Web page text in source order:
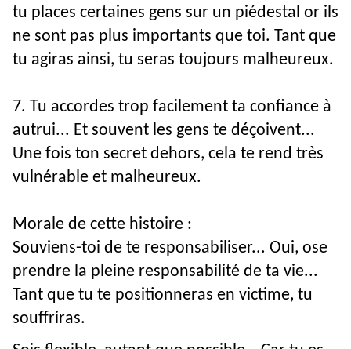
tu places certaines gens sur un piédestal or ils
ne sont pas plus importants que toi. Tant que
tu agiras ainsi, tu seras toujours malheureux.
7. Tu accordes trop facilement ta confiance à
autrui... Et souvent les gens te déçoivent...
Une fois ton secret dehors, cela te rend très
vulnérable et malheureux.
Morale de cette histoire :
Souviens-toi de te responsabiliser... Oui, ose
prendre la pleine responsabilité de ta vie...
Tant que tu te positionneras en victime, tu
souffriras.